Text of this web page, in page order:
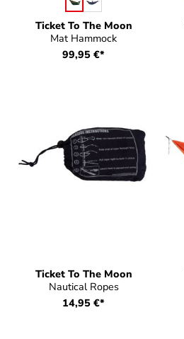
Ticket To The Moon
Mat Hammock
99,95 €*
Ticket To The Moon
Nautical Ropes
14,95 €*